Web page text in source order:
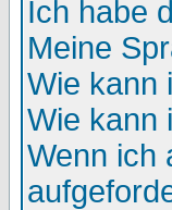
Ich habe
Meine
Wie kann
Wie kann
Wenn ich